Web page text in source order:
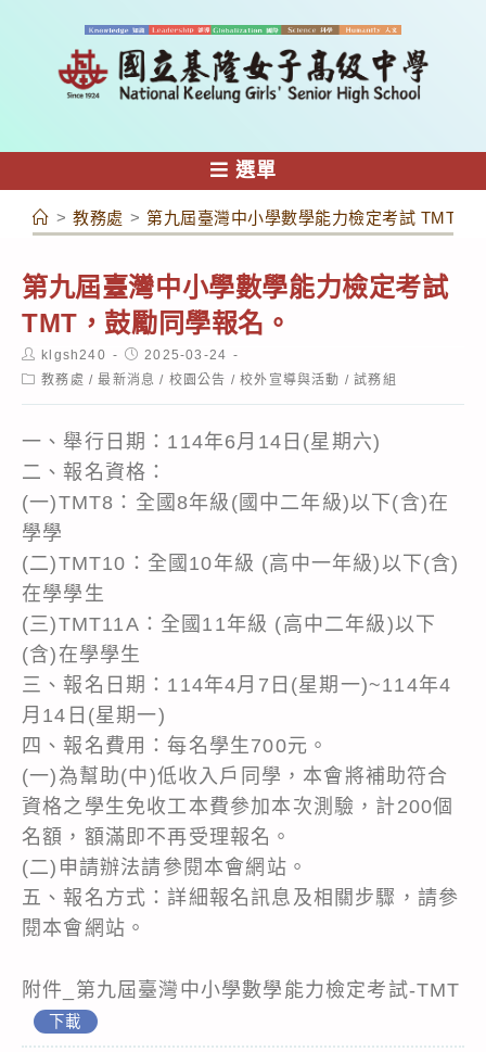
容
選單
> 教務處 > 第九屆臺灣中小學數學能力檢定考試 TMT，
第九屆臺灣中小學數學能力檢定考試
TMT，鼓勵同學報名。
Post
author:
klgsh240
Post
published:
2025-03-24
Post教務處 / 最新消息 / 校園公告 / 校外宣導與活動 / 試務組
一、舉行日期：114年6月14日(星期六)
二、報名資格：
(一)TMT8：全國8年級(國中二年級)以下(含)在
學學
(二)TMT10：全國10年級 (高中一年級)以下(含)
在學學生
(三)TMT11A：全國11年級 (高中二年級)以下
(含)在學學生
三、報名日期：114年4月7日(星期一)~114年4
月14日(星期一)
四、報名費用：每名學生700元。
(一)為幫助(中)低收入戶同學，本會將補助符合
資格之學生免收工本費參加本次測驗，計200個
名額，額滿即不再受理報名。
(二)申請辦法請參閱本會網站。
五、報名方式：詳細報名訊息及相關步驟，請參
閱本會網站。
附件_第九屆臺灣中小學數學能力檢定考試-TMT
下載